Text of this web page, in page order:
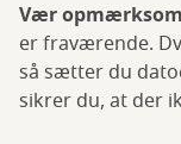
Vær
er fraværende.
så sætter du
sikrer du, at der